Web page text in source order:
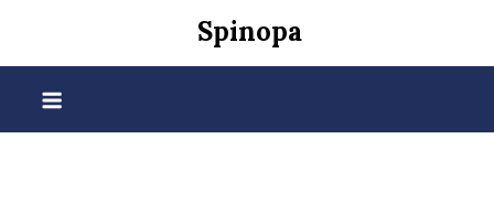
content
Spinopa